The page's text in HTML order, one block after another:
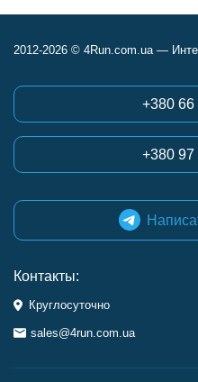
2012-2026 © 4Run.com.ua —
+380 66
+380 97
Контакты:
Круглосуточно
sales@4run.com.ua